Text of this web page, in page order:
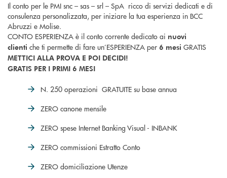
Il conto per le PMI snc – sas – srl – SpA ricco di servizi dedicati e di
consulenza personalizzata, per iniziare la tua esperienza in BCC
Abruzzi e Molise.
CONTO ESPERIENZA è il conto corrente dedicato ai nuovi
clienti che ti permette di fare un’ESPERIENZA per 6 mesi GRATIS
METTICI ALLA PROVA E POI DECIDI!
GRATIS PER I PRIMI 6 MESI
N. 250 operazioni GRATUITE su base annua
ZERO canone mensile
ZERO spese Internet Banking Visual - INBANK
ZERO commissioni Estratto Conto
ZERO domiciliazione Utenze